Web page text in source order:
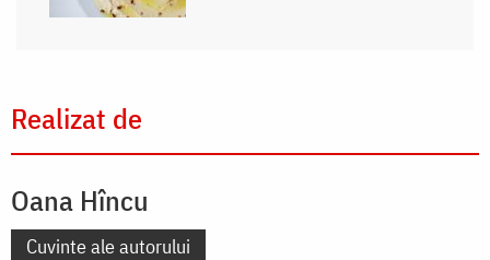
Realizat de
Oana Hîncu
Cuvinte ale autorului